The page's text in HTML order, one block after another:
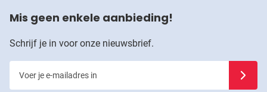
Mis geen enkele aanbieding!
Schrijf je in voor onze nieuwsbrief.